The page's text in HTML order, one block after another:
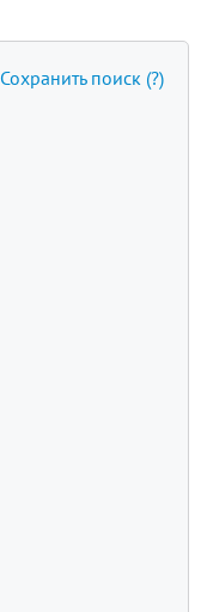
Сохранить поиск (?)